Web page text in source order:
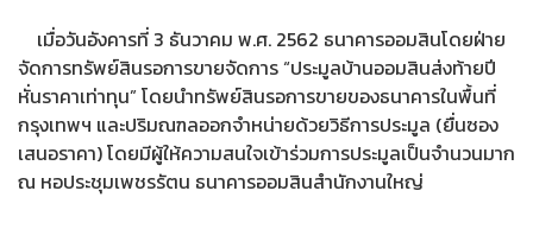
เมื่อวันอังคารที่ 3 ธันวาคม พ.ศ. 2562 ธนาคารออมสินโดยฝ่าย
จัดการทรัพย์สินรอการขายจัดการ “ประมูลบ้านออมสินส่งท้ายปี
หั่นราคาเท่าทุน” โดยนำทรัพย์สินรอการขายของธนาคารในพื้นที่
กรุงเทพฯ และปริมณฑลออกจำหน่ายด้วยวิธีการประมูล (ยื่นซอง
เสนอราคา) โดยมีผู้ให้ความสนใจเข้าร่วมการประมูลเป็นจำนวนมาก
ณ หอประชุมเพชรรัตน ธนาคารออมสินสำนักงานใหญ่